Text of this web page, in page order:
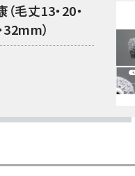
（毛丈13・20・
32mm）